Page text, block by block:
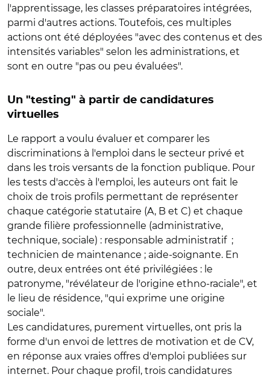
l'apprentissage, les classes préparatoires intégrées,
parmi d'autres actions. Toutefois, ces multiples
actions ont été déployées "avec des contenus et des
intensités variables" selon les administrations, et
sont en outre "pas ou peu évaluées".
Un "testing" à partir de candidatures
virtuelles
Le rapport a voulu évaluer et comparer les
discriminations à l'emploi dans le secteur privé et
dans les trois versants de la fonction publique. Pour
les tests d'accès à l'emploi, les auteurs ont fait le
choix de trois profils permettant de représenter
chaque catégorie statutaire (A, B et C) et chaque
grande filière professionnelle (administrative,
technique, sociale) : responsable administratif ;
technicien de maintenance ; aide‐soignante. En
outre, deux entrées ont été privilégiées : le
patronyme, "révélateur de l'origine ethno‐raciale", et
le lieu de résidence, "qui exprime une origine
sociale".
Les candidatures, purement virtuelles, ont pris la
forme d'un envoi de lettres de motivation et de CV,
en réponse aux vraies offres d'emploi publiées sur
internet. Pour chaque profil, trois candidatures